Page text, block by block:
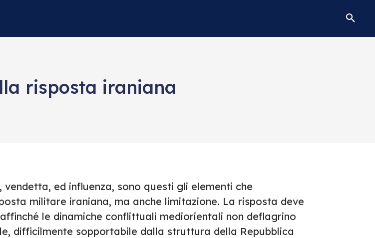
risposta iraniana
vendetta, ed influenza, sono questi gli elementi che
militare iraniana, ma anche limitazione. La risposta deve
le dinamiche conflittuali mediorientali non deflagrino
difficilmente sopportabile dalla struttura della Repubblica